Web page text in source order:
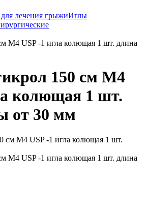
лечения грыжиИглы
М4 USP -1 игла колющая 1 шт. длина
150 см М4
колющая 1 шт.
от 30 мм
М4 USP -1 игла колющая 1 шт. длина